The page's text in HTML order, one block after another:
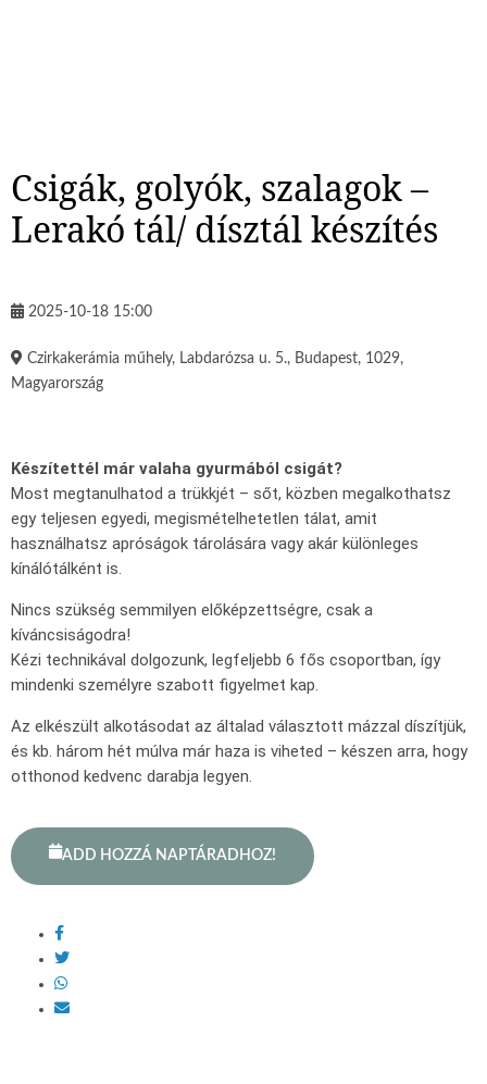
Csigák, golyók, szalagok –
Lerakó tál/ dísztál készítés
2025-10-18 15:00
Czirkakerámia műhely, Labdarózsa u. 5., Budapest, 1029,
Magyarország
Készítettél már valaha gyurmából csigát?
Most megtanulhatod a trükkjét – sőt, közben megalkothatsz
egy teljesen egyedi, megismételhetetlen tálat, amit
használhatsz apróságok tárolására vagy akár különleges
kínálótálként is.
Nincs szükség semmilyen előképzettségre, csak a
kíváncsiságodra!
Kézi technikával dolgozunk, legfeljebb 6 fős csoportban, így
mindenki személyre szabott figyelmet kap.
Az elkészült alkotásodat az általad választott mázzal díszítjük,
és kb. három hét múlva már haza is viheted – készen arra, hogy
otthonod kedvenc darabja legyen.
ADD HOZZÁ NAPTÁRADHOZ!